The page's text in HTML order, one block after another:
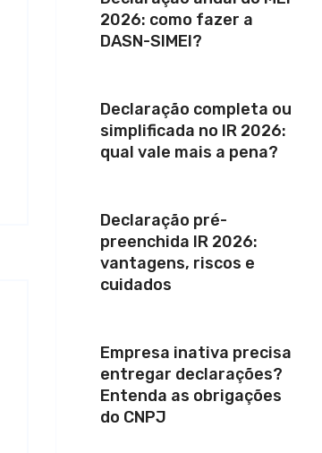
2026: como fazer a
DASN-SIMEI?
Declaração completa ou
simplificada no IR 2026:
qual vale mais a pena?
Declaração pré-
preenchida IR 2026:
vantagens, riscos e
cuidados
Empresa inativa precisa
entregar declarações?
Entenda as obrigações
do CNPJ